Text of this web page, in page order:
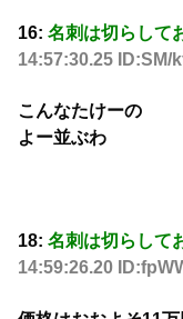
16: 名刺は切らして
14:57:30.25 ID:SM/
こんなたけーの
よー並ぶわ
18: 名刺は切らして
14:59:26.20